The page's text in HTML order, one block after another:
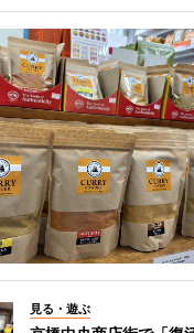
見る・遊ぶ